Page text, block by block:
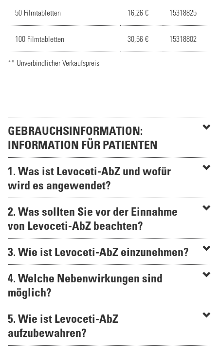
50 Filmtabletten 16,26 € 15318825
100 Filmtabletten 30,56 € 15318802
** Unverbindlicher Verkaufspreis
GEBRAUCHSINFORMATION:
INFORMATION FÜR PATIENTEN
1. Was ist Levoceti-AbZ und wofür
wird es angewendet?
2. Was sollten Sie vor der Einnahme
von Levoceti-AbZ beachten?
3. Wie ist Levoceti-AbZ einzunehmen?
4. Welche Nebenwirkungen sind
möglich?
5. Wie ist Levoceti-AbZ
aufzubewahren?